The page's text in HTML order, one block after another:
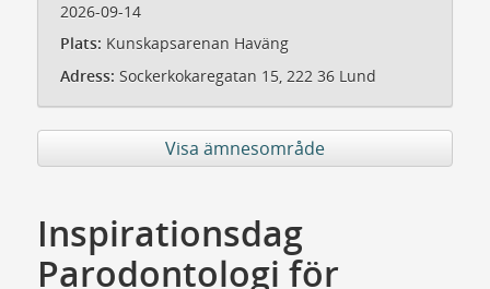
2026-09-14
Plats: Kunskapsarenan Haväng
Adress: Sockerkokaregatan 15, 222 36 Lund
Visa ämnesområde
Inspirationsdag
Parodontologi för